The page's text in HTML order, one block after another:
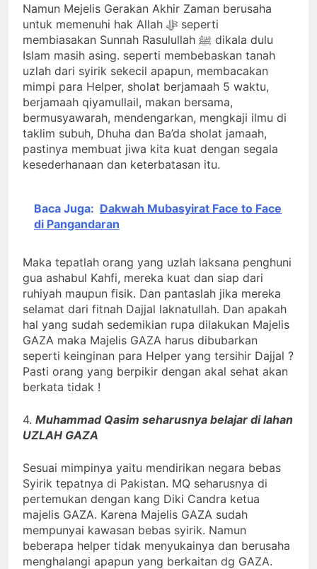
Namun Mejelis Gerakan Akhir Zaman berusaha
untuk memenuhi hak Allah ﷻ seperti
membiasakan Sunnah Rasulullah ﷺ dikala dulu
Islam masih asing. seperti membebaskan tanah
uzlah dari syirik sekecil apapun, membacakan
mimpi para Helper, sholat berjamaah 5 waktu,
berjamaah qiyamullail, makan bersama,
bermusyawarah, mendengarkan, mengkaji ilmu di
taklim subuh, Dhuha dan Ba’da sholat jamaah,
pastinya membuat jiwa kita kuat dengan segala
kesederhanaan dan keterbatasan itu.
Baca Juga: Dakwah Mubasyirat Face to Face
di Pangandaran
Maka tepatlah orang yang uzlah laksana penghuni
gua ashabul Kahfi, mereka kuat dan siap dari
ruhiyah maupun fisik. Dan pantaslah jika mereka
selamat dari fitnah Dajjal laknatullah. Dan apakah
hal yang sudah sedemikian rupa dilakukan Majelis
GAZA maka Majelis GAZA harus dibubarkan
seperti keinginan para Helper yang tersihir Dajjal ?
Pasti orang yang berpikir dengan akal sehat akan
berkata tidak !
4. Muhammad Qasim seharusnya belajar di lahan
UZLAH GAZA
Sesuai mimpinya yaitu mendirikan negara bebas
Syirik tepatnya di Pakistan. MQ seharusnya di
pertemukan dengan kang Diki Candra ketua
majelis GAZA. Karena Majelis GAZA sudah
mempunyai kawasan bebas syirik. Namun
beberapa helper tidak menyukainya dan berusaha
menghalangi apapun yang berkaitan dg GAZA.